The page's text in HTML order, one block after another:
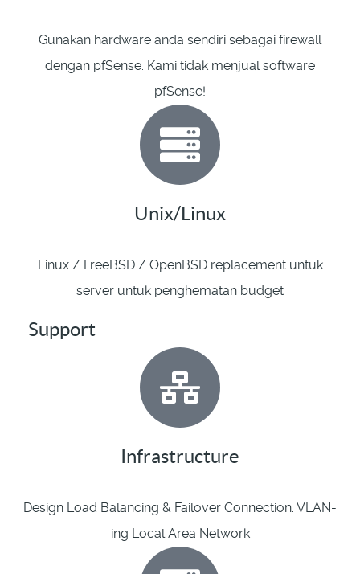
Gunakan hardware anda sendiri sebagai firewall
dengan pfSense. Kami tidak menjual software
pfSense!
Unix/Linux
Linux / FreeBSD / OpenBSD replacement untuk
server untuk penghematan budget
Support
Infrastructure
Design Load Balancing & Failover Connection. VLAN-
ing Local Area Network